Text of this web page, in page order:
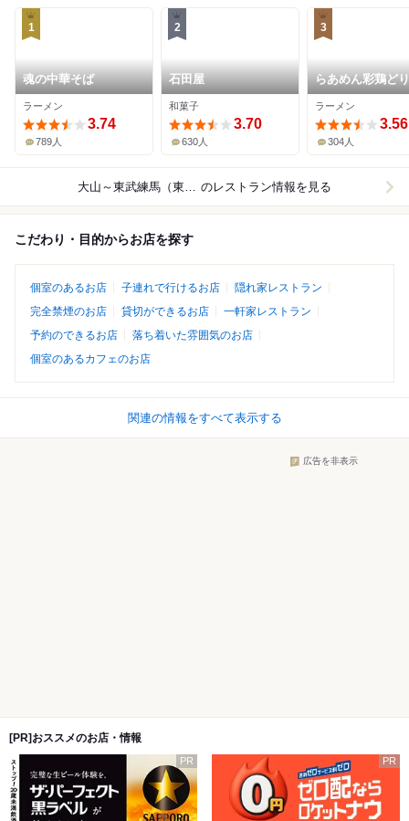
1
魂の中華そば
ラーメン
3.74
789人
2
石田屋
和菓子
3.70
630人
3
らあめん彩鶏どり
ラーメン
3.56
304人
大山～東武練馬（東武東上線） のレストラン情報を見る
こだわり・目的からお店を探す
個室のあるお店 子連れで行けるお店
隠れ家レストラン
完全禁煙のお店
貸切ができるお店
一軒家レストラン
予約のできるお店
落ち着いた雰囲気のお店
個室のあるカフェのお店
関連の情報をすべて表示する
広告を非表示
[PR]おススメのお店・情報
PR PR